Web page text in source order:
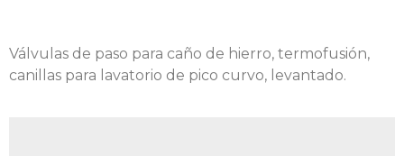
Válvulas de paso para caño de hierro, termofusión,
canillas para lavatorio de pico curvo, levantado.